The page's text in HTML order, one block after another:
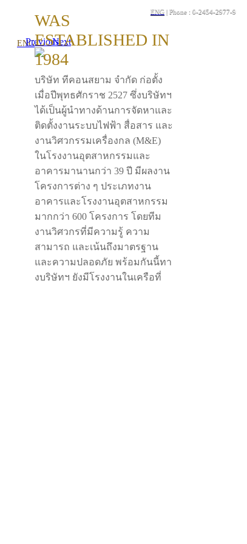
ENG | Phone : 0-2454-2977-9
ENGPreviousNext
WAS
ESTABLISHED IN
1984
บริษัท ทีคอนสยาม จำกัด ก่อตั้ง
เมื่อปีพุทธศักราช 2527 ซึ่งบริษัทฯ
ได้เป็นผู้นำทางด้านการจัดหาและ
ติดตั้งงานระบบไฟฟ้า สื่อสาร และ
งานวิศวกรรมเครื่องกล (M&E)
ในโรงงานอุตสาหกรรมและ
อาคารมานานกว่า 39 ปี มีผลงาน
โครงการต่าง ๆ ประเภทงาน
อาคารและโรงงานอุตสาหกรรม
มากกว่า 600 โครงการ โดยทีม
งานวิศวกรที่มีความรู้ ความ
สามารถ และเน้นถึงมาตรฐาน
และความปลอดภัย พร้อมกันนี้ทา
งบริษัทฯ ยังมีโรงงานในเครือที่